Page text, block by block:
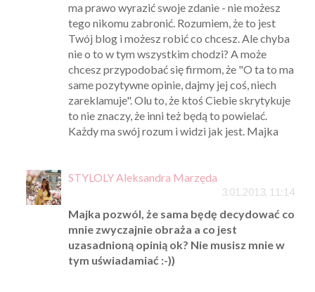
ma prawo wyrazić swoje zdanie - nie możesz
tego nikomu zabronić. Rozumiem, że to jest
Twój blog i możesz robić co chcesz. Ale chyba
nie o to w tym wszystkim chodzi? A może
chcesz przypodobać się firmom, że "O ta to ma
same pozytywne opinie, dajmy jej coś, niech
zareklamuje". Olu to, że ktoś Ciebie skrytykuje
to nie znaczy, że inni też będą to powielać.
Każdy ma swój rozum i widzi jak jest. Majka
STYLOLY Aleksandra Marzęda
3.01.2013, 11:14
Majka pozwól, że sama będę decydować co
mnie zwyczajnie obraża a co jest
uzasadnioną opinią ok? Nie musisz mnie w
tym uświadamiać :-))